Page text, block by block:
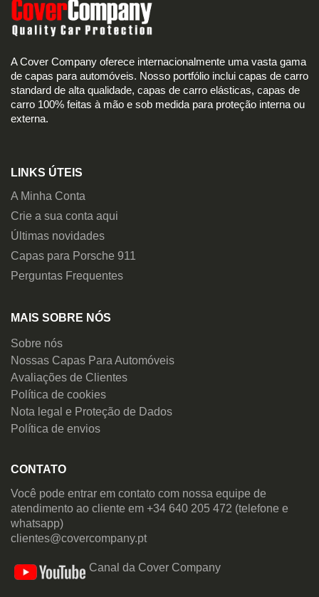
A Cover Company oferece internacionalmente uma vasta gama
de capas para automóveis. Nosso portfólio inclui capas de carro
standard de alta qualidade, capas de carro elásticas, capas de
carro 100% feitas à mão e sob medida para proteção interna ou
externa.
LINKS ÚTEIS
A Minha Conta
Crie a sua conta aqui
Últimas novidades
Capas para Porsche 911
Perguntas Frequentes
MAIS SOBRE NÓS
Sobre nós
Nossas Capas Para Automóveis
Avaliações de Clientes
Política de cookies
Nota legal e Proteção de Dados
Política de envios
CONTATO
Você pode entrar em contato com nossa equipe de
atendimento ao cliente em +34 640 205 472 (telefone e
whatsapp)
clientes@covercompany.pt
Canal da Cover Company